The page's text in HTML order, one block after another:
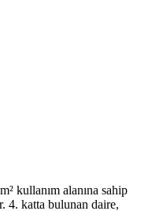
kullanım alanına sahip
4. katta bulunan daire,